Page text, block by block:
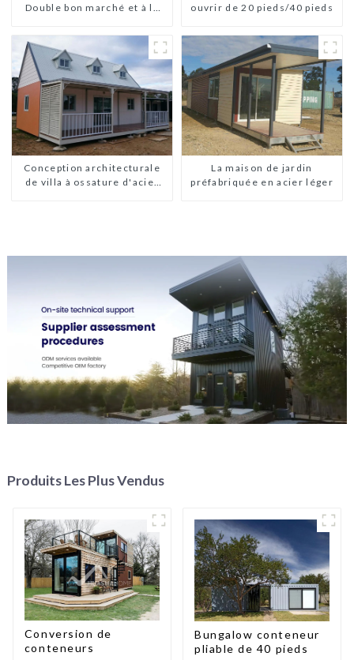
Double bon marché et à la
ouvrir de 20 pieds/40 pieds
Conception architecturale
de villa à ossature d'acier
La maison de jardin
préfabriquée en acier léger
Produits Les Plus Vendus
Conversion de
conteneurs
Bungalow conteneur
pliable de 40 pieds